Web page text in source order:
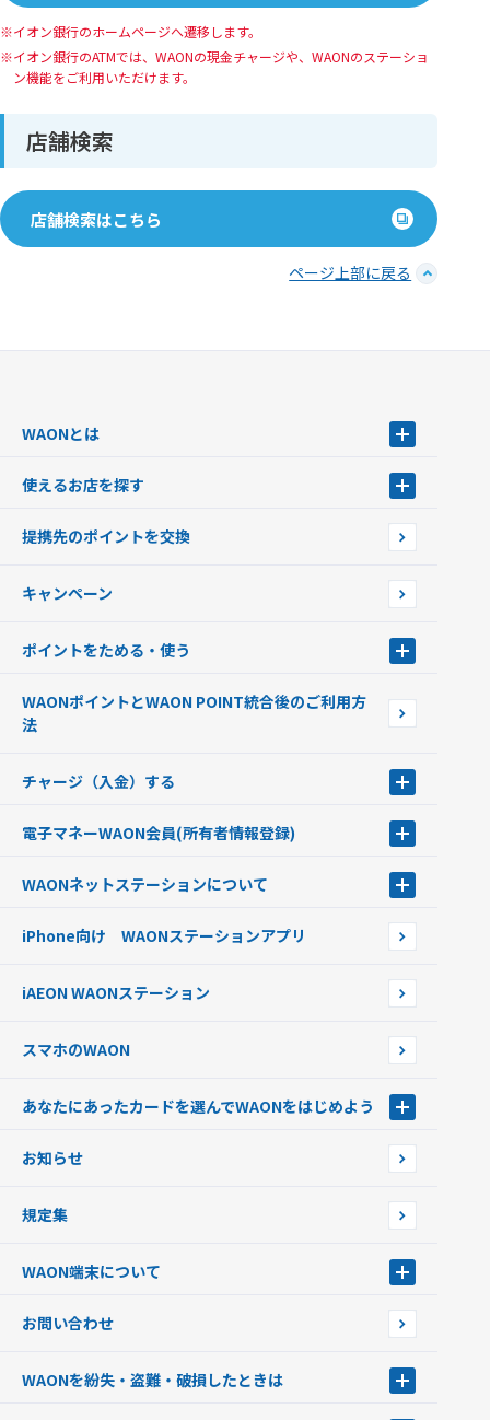
イオン銀行のホームページへ遷移します。
イオン銀⾏のATMでは、WAONの現⾦チャージや、WAONのステーショ
ン機能をご利⽤いただけます。
店舗検索
店舗検索はこちら
ページ上部に戻る
WAONとは
WAONを申込む
インターネット上でのお買い物について（ネット決済）
使えるお店を探す
店舗検索
イオン銀行ATM設置場所
提携先のポイントを交換
キャンペーン
ポイントをためる・使う
ポイントの有効期限について
WAONポイントとWAON POINT統合後のご利用方
法
チャージ（入金）する
現金でチャージする
銀行口座・ATMからチャージする
オートチャージ
ポイントからチャージする
チャージ上限金額の変更について
電子マネーWAON会員(所有者情報登録)
WAON POINTサービス会員登録に伴う個人データの共同利用のお知
WAONネットステーションについて
WAONネットステーションWAON端末について
iPhone向け WAONステーションアプリ
iAEON WAONステーション
スマホのWAON
あなたにあったカードを選んでWAONをはじめよう
フードバンク応援WAON
ご当地WAON
G.G WAON
WAONカード・WAONカードプラス
モバイルWAON
お知らせ
規定集
WAON端末について
WAONネットステーション
新型WAONステーション
お問い合わせ
WAONを紛失・盗難・破損したときは